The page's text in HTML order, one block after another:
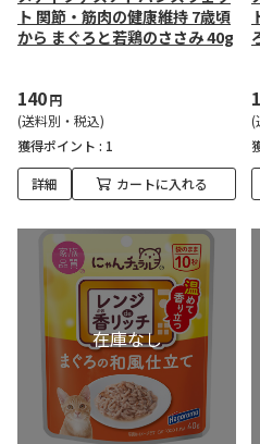
ト 関節・筋肉の健康維持 7歳頃
から まぐろと若鶏のささみ 40g
140円
(送料別・税込)
獲得ポイント : 1
詳細 カートに入れる
(